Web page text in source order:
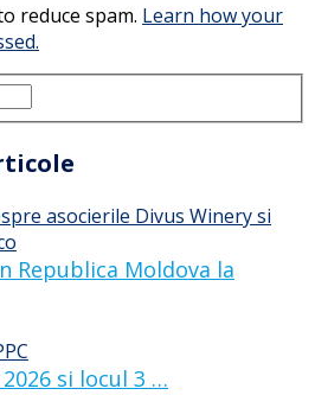
reduce spam. Learn how your
Republica Moldova la
si locul 3 …